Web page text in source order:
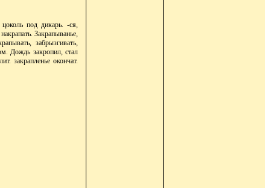
под дикарь. -ся,
Закрапыванье,
забрызгивать,
Дождь закропил, стал
закрапленье окончат.